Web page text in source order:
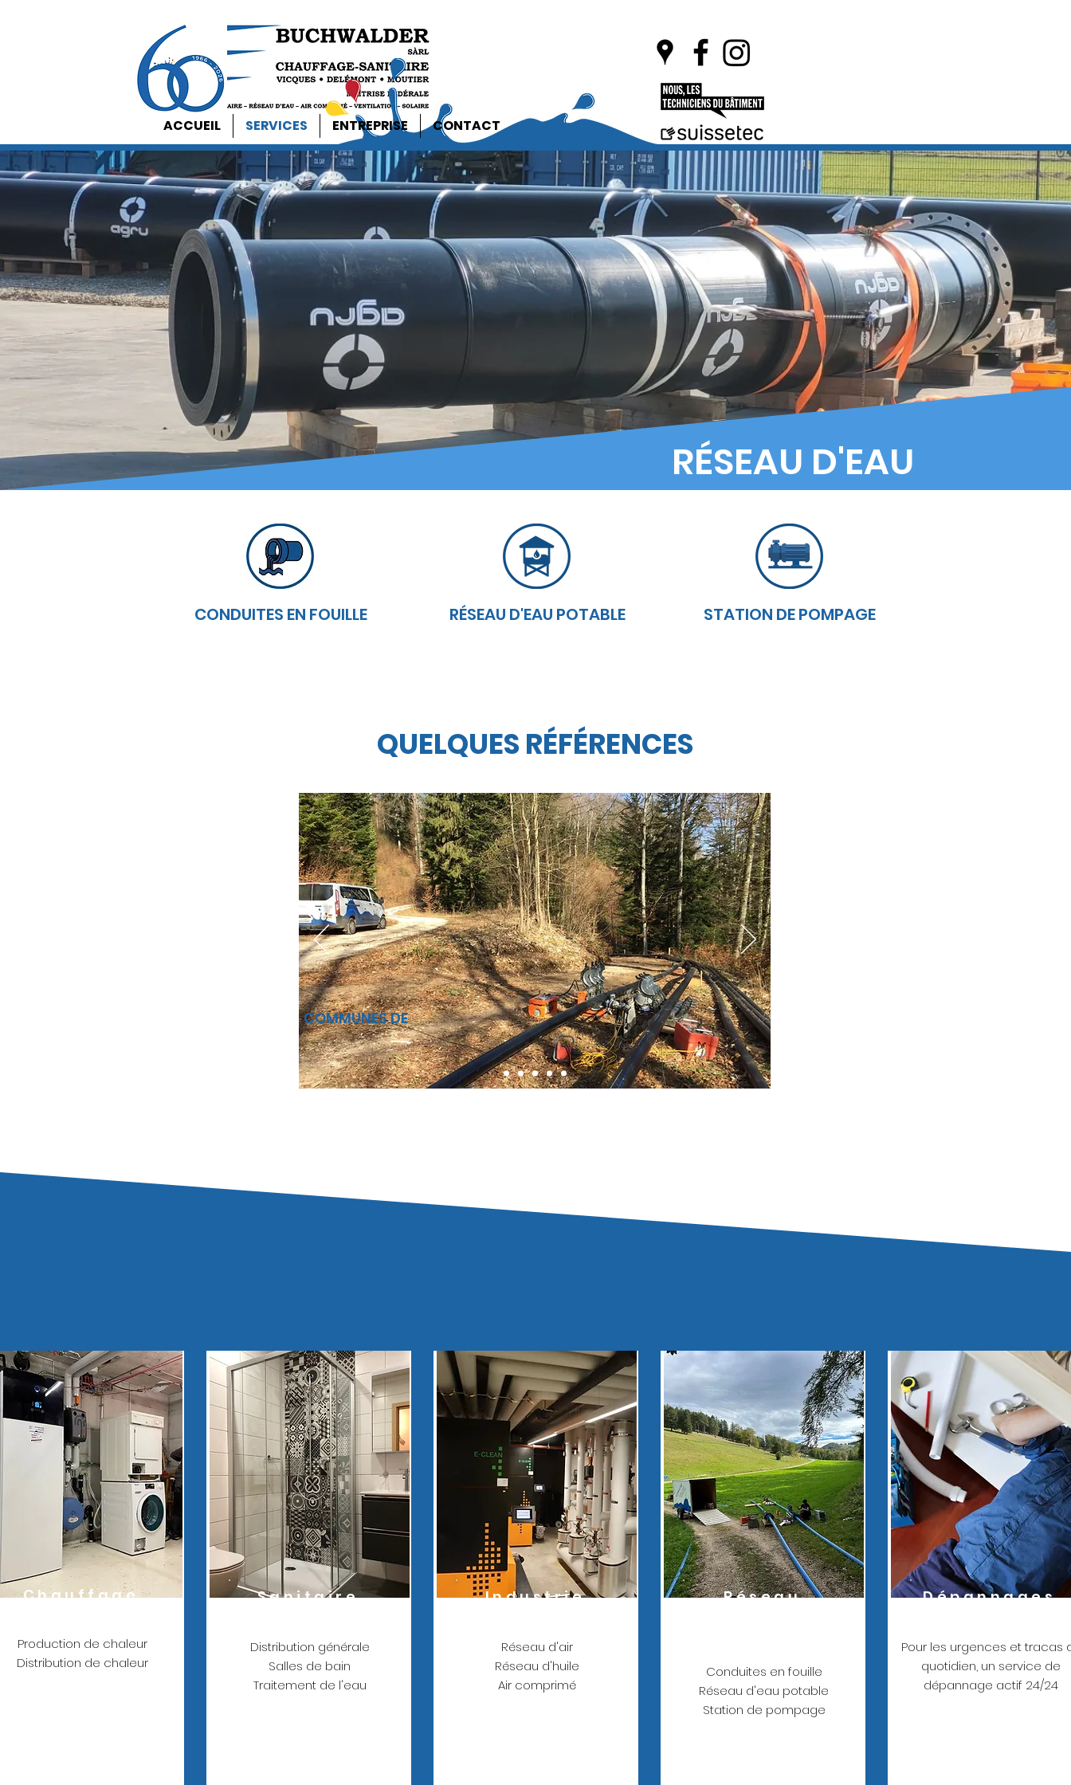
ACCUEIL SERVICES ENTREPRISE CONTACT
RÉSEAU D'EAU
CONDUITES EN FOUILLE RÉSEAU D'EAU POTABLE STATION DE POMPAGE
QUELQUES RÉFÉRENCES
COMMUNES DE
Chauffage
Production de chaleur
Distribution de chaleur
Sanitaire
Distribution générale
Salles de bain
Traitement de l'eau
Industrie
Réseau d'air
Réseau d'huile
Air comprimé
Réseau
Conduites en fouille
Réseau d'eau potable
Station de pompage
Dépannages
Pour les urgences et tracas
quotidien, un service de
dépannage actif 24/24